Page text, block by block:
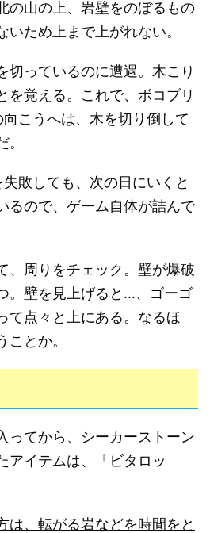
の山の上、岩壁をのぼるもの
ため上まで上がれない。
っているのに遭遇。木こり
を覚える。これで、ボコブリ
こうへは、木を切り倒して
敗しても、次の日にいくと
るので、ゲーム自体が詰んで
周りをチェック。壁が爆破
。壁を見上げると…、ゴーゴ
て点々と上にある。なるほ
ことか。
てから、シーカーストーン
アイテムは、「ビタロッ
は、転がる岩などを時間をと